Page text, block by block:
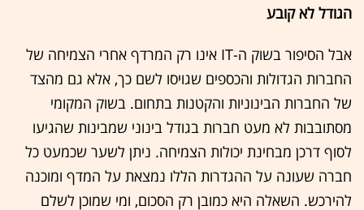
הגודל לא קובע
אבל הסיפור בשוק ה-IT אינו רק המרדף אחרי הצמיחה של
החברות הגדולות והכספים שגויסו לשם כך, אלא גם מהצד
של החברות הבינוניות והקטנות בתחום. בשוק המקומי
מסתובבות לא מעט חברות בגודל בינוני שמבינות שהגיעו
לסוף דרכן מבחינת יכולות הצמיחה. ניתן לשער שכמעט כל
חברה שעונה על ההגדרות הללו נמצאת על המדף ומוכנה
להירכש. השאלה היא כמובן רק הסכום, ומי שמוכן לשלם